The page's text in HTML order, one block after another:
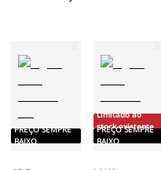
PREÇO SEMPRE
BAIXO
Limitado ao
stock existente
PREÇO SEMPRE
BAIXO